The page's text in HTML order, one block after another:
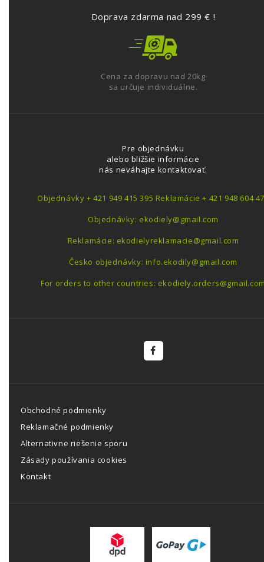
Doprava zdarma nad 299 € !
Cena za dopravu nad 20kg
sa určuje individuálne.
Pre objednávku
alebo bližšie informácie
nás neváhajte kontaktovať.
Objednávky + 421 949 415 395 Reklamácie + 421 948 604
Objednávky: ekodiely@gmail.com
Reklamácie: ekodielyreklamacie@gmail.com
Česko objednávky: info.ekodily@gmail.com
For orders to other countries:
Obchodné podmienky
Reklamačné podmienky
Alternativne riešenie sporu
Zásady používania cookies
Kontakt